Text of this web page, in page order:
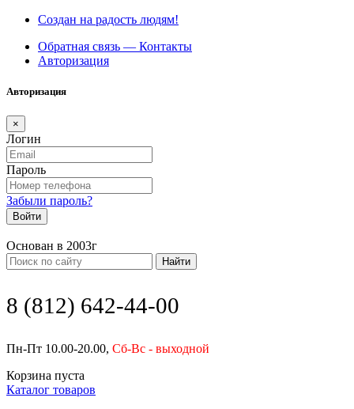
Создан на радость людям!
Обратная связь — Контакты
Авторизация
Авторизация
×
Логин
Пароль
Забыли пароль?
Войти
Основан в 2003г
Найти
8 (812) 642-44-00
Пн-Пт 10.00-20.00, Сб-Вс - выходной
Корзина пуста
Каталог товаров